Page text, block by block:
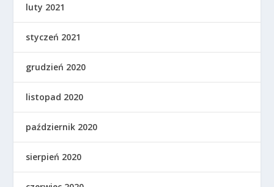
luty 2021
styczeń 2021
grudzień 2020
listopad 2020
październik 2020
sierpień 2020